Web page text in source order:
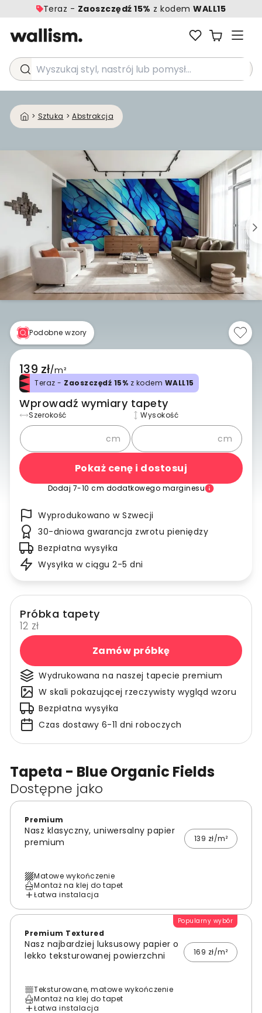
Teraz - Zaoszczędź 15% z kodemWALL15
Wyszukaj styl, nastrój lub pomysł...
> Sztuka > Abstrakcja
Tapeta - Blue Organic Fields
Dostępne jako
Premium
Nasz klasyczny, uniwersalny papier
premium
139 zł/m²
Matowe wykończenie
Montaż na klej do tapet
Łatwa instalacja
Popularny wybór
Premium Textured
Nasz najbardziej luksusowy papier o
lekko teksturowanej powierzchni
169 zł/m²
Teksturowane, matowe wykończenie
Montaż na klej do tapet
Łatwa instalacja
Podobne wzory
139 zł/m²
Teraz - Zaoszczędź 15% z kodem WALL15
Wprowadź wymiary tapety
Szerokość
cm
Wysokość
cm
Pokaż cenę i dostosuj
Dodaj 7-10 cm dodatkowego marginesu
Wyprodukowano w Szwecji
30-dniowa gwarancja zwrotu pieniędzy
Bezpłatna wysyłka
Wysyłka w ciągu 2-5 dni
Próbka tapety
12 zł
Zamów próbkę
Wydrukowana na naszej tapecie premium
W skali pokazującej rzeczywisty wygląd wzoru
Bezpłatna wysyłka
Czas dostawy 6-11 dni roboczych